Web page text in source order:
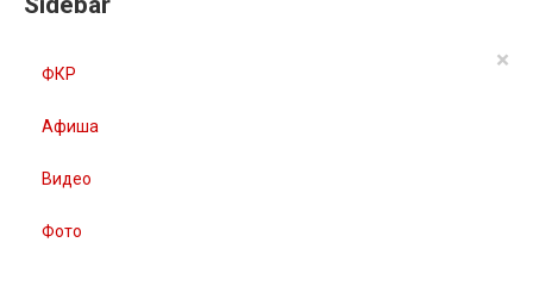
×
ФКР
Афиша
Видео
Фото